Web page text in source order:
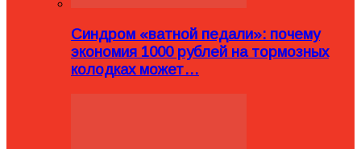
Синдром «ватной педали»: почему
экономия 1000 рублей на тормозных
колодках может…